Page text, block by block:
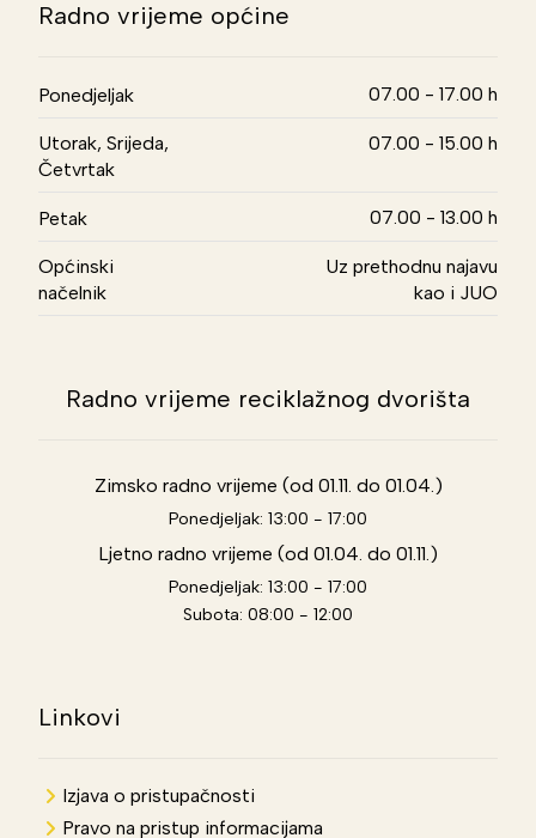
Radno vrijeme općine
Ponedjeljak 07.00 - 17.00 h
Utorak, Srijeda,
Četvrtak
07.00 - 15.00 h
Petak 07.00 - 13.00 h
Općinski
načelnik
Uz prethodnu najavu
kao i JUO
Radno vrijeme reciklažnog dvorišta
Zimsko radno vrijeme (od 01.11. do 01.04.)
Ponedjeljak: 13:00 - 17:00
Ljetno radno vrijeme (od 01.04. do 01.11.)
Ponedjeljak: 13:00 - 17:00
Subota: 08:00 - 12:00
Linkovi
Izjava o pristupačnosti
Pravo na pristup informacijama